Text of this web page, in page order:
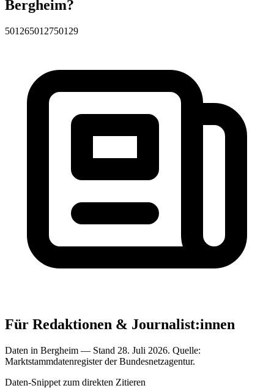
Bergheim?
501265012750129
Für Redaktionen & Journalist:innen
Daten in Bergheim — Stand 28. Juli 2026. Quelle:
Marktstammdatenregister der Bundesnetzagentur.
Daten-Snippet zum direkten Zitieren